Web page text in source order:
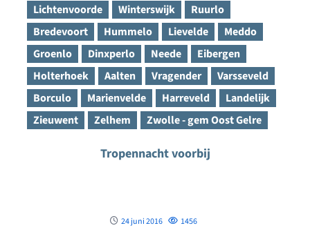
Lichtenvoorde
Winterswijk
Ruurlo
Bredevoort
Hummelo Lievelde
Meddo
Groenlo
Dinxperlo Neede
Eibergen
Holterhoek
Aalten Vragender
Varsseveld
Borculo
Marienvelde Harreveld
Landelijk
Zieuwent
Zelhem Zwolle - gem Oost Gelre
Tropennacht voorbij
24 juni 2016 1456